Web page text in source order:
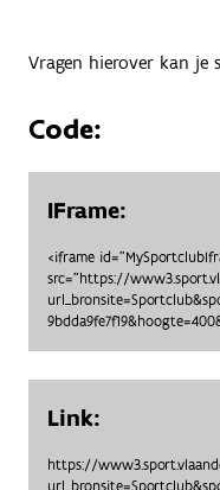
Vragen hierover kan je
Code:
IFrame:
<iframe
src="https://
Link:
https://